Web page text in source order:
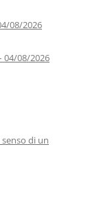
08/2026
04/08/2026
di un